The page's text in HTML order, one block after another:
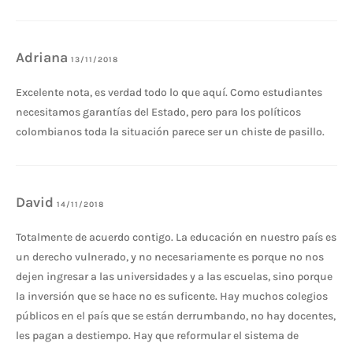
Adriana 13/11/2018
Excelente nota, es verdad todo lo que aquí. Como estudiantes
necesitamos garantías del Estado, pero para los políticos
colombianos toda la situación parece ser un chiste de pasillo.
David 14/11/2018
Totalmente de acuerdo contigo. La educación en nuestro país es
un derecho vulnerado, y no necesariamente es porque no nos
dejen ingresar a las universidades y a las escuelas, sino porque
la inversión que se hace no es suficente. Hay muchos colegios
públicos en el país que se están derrumbando, no hay docentes,
les pagan a destiempo. Hay que reformular el sistema de